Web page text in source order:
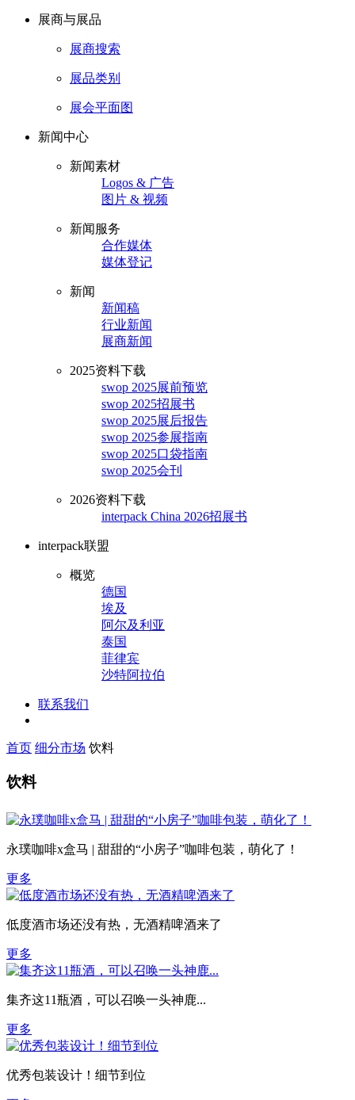
展商与展品
展商搜索
展品类别
展会平面图
新闻中心
新闻素材
Logos & 广告
图片 & 视频
新闻服务
合作媒体
媒体登记
新闻
新闻稿
行业新闻
展商新闻
2025资料下载
swop 2025展前预览
swop 2025招展书
swop 2025展后报告
swop 2025参展指南
swop 2025口袋指南
swop 2025会刊
2026资料下载
interpack China 2026招展书
interpack联盟
概览
德国
埃及
阿尔及利亚
泰国
菲律宾
沙特阿拉伯
联系我们
首页 细分市场 饮料
饮料
永璞咖啡x盒马 | 甜甜的“小房子”咖啡包装，萌化了！
更多
低度酒市场还没有热，无酒精啤酒来了
更多
集齐这11瓶酒，可以召唤一头神鹿...
更多
优秀包装设计！细节到位